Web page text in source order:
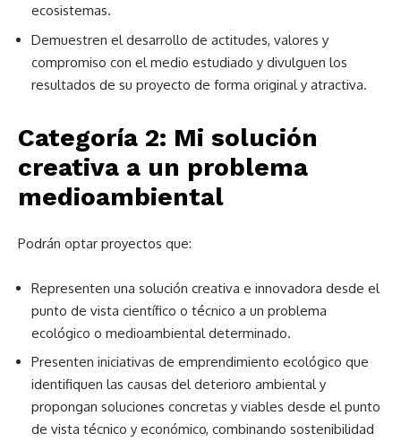
ecosistemas.
Demuestren el desarrollo de actitudes, valores y
compromiso con el medio estudiado y divulguen los
resultados de su proyecto de forma original y atractiva.
Categoría 2: Mi solución
creativa a un problema
medioambiental
Podrán optar proyectos que:
Representen una solución creativa e innovadora desde el
punto de vista científico o técnico a un problema
ecológico o medioambiental determinado.
Presenten iniciativas de emprendimiento ecológico que
identifiquen las causas del deterioro ambiental y
propongan soluciones concretas y viables desde el punto
de vista técnico y económico, combinando sostenibilidad